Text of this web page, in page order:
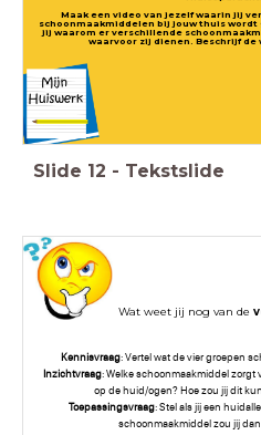
Maak een video van jezelf waarin jij
schoonmaakmiddelen bij jouw thuis
jij waarom er verschillende
waarvoor zij dienen. Beschrijf de
Slide 12 - Tekstslide
Wat weet jij nog van de
Kennisvraag: Vertel wat de vier groepen
Inzichtvraag: Welke schoonmaakmiddel zorgt
op de huid/ogen? Hoe zou jij dit
Toepassingsvraag: Stel als jij een
schoonmaakmiddel zou jij